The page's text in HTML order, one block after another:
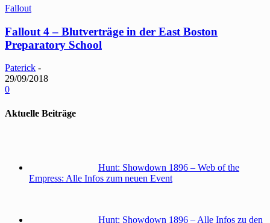
Fallout
Fallout 4 – Blutverträge in der East Boston
Preparatory School
Paterick -
29/09/2018
0
Aktuelle Beiträge
Hunt: Showdown 1896 – Web of the
Empress: Alle Infos zum neuen Event
Hunt: Showdown 1896 – Alle Infos zu den